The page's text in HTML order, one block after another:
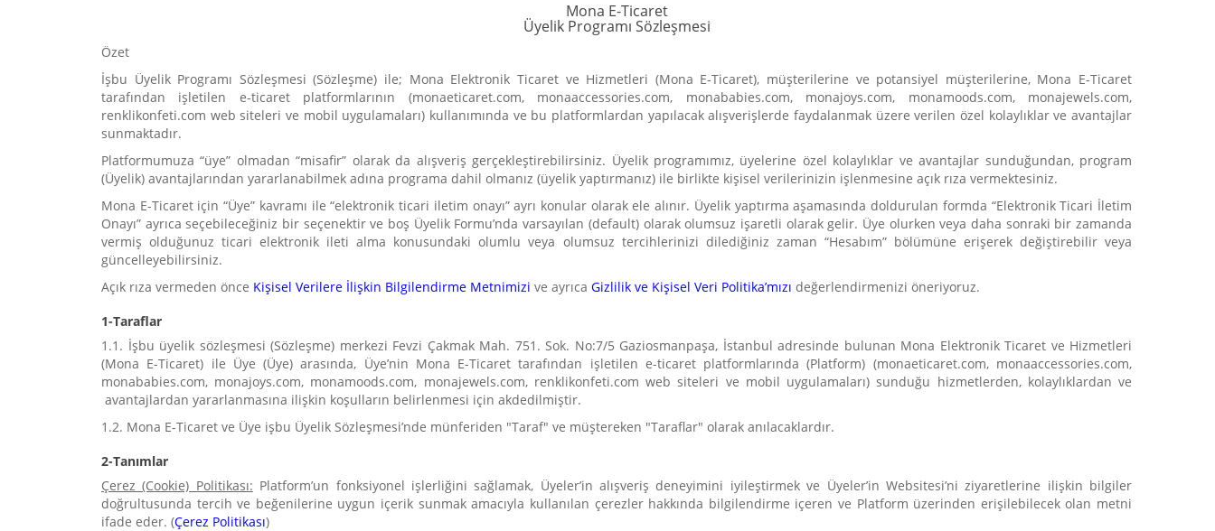
Mona E-Ticaret
Üyelik Programı Sözleşmesi
Özet
İşbu Üyelik Programı Sözleşmesi (Sözleşme) ile; Mona Elektronik Ticaret ve Hizmetleri (Mona E-Ticaret), müşterilerine ve potansiyel müşterilerine, Mona E-Ticaret
tarafından işletilen e-ticaret platformlarının (monaeticaret.com, monaaccessories.com, monababies.com, monajoys.com, monamoods.com, monajewels.com,
renklikonfeti.com web siteleri ve mobil uygulamaları) kullanımında ve bu platformlardan yapılacak alışverişlerde faydalanmak üzere verilen özel kolaylıklar ve avantajlar
sunmaktadır.
Platformumuza “üye” olmadan “misafir” olarak da alışveriş gerçekleştirebilirsiniz. Üyelik programımız, üyelerine özel kolaylıklar ve avantajlar sunduğundan, program
(Üyelik) avantajlarından yararlanabilmek adına programa dahil olmanız (üyelik yaptırmanız) ile birlikte kişisel verilerinizin işlenmesine açık rıza vermektesiniz.
Mona E-Ticaret için “Üye” kavramı ile “elektronik ticari iletim onayı” ayrı konular olarak ele alınır. Üyelik yaptırma aşamasında doldurulan formda “Elektronik Ticari İletim
Onayı” ayrıca seçebileceğiniz bir seçenektir ve boş Üyelik Formu’nda varsayılan (default) olarakolumsuz işaretli olarak gelir. Üye olurken veya daha sonraki bir zamanda
vermiş olduğunuz ticari elektronik ileti alma konusundaki olumlu veya olumsuz tercihlerinizi dilediğiniz zaman “Hesabım” bölümüne erişerek değiştirebilir veya
güncelleyebilirsiniz.
Açık rıza vermeden önce Kişisel Verilere İlişkin Bilgilendirme Metnimizi ve ayrıca Gizlilik ve Kişisel Veri Politika’mızı değerlendirmenizi öneriyoruz.
1-Taraflar
1.1. İşbu üyelik sözleşmesi (Sözleşme) merkezi Fevzi Çakmak Mah. 751. Sok. No:7/5 Gaziosmanpaşa, İstanbul adresinde bulunan Mona Elektronik Ticaret ve Hizmetleri
(Mona E-Ticaret) ile Üye (Üye) arasında, Üye’nin Mona E-Ticaret tarafından işletilen e-ticaret platformlarında (Platform) (monaeticaret.com, monaaccessories.com,
monababies.com, monajoys.com, monamoods.com, monajewels.com, renklikonfeti.com web siteleri ve mobil uygulamaları) sunduğu hizmetlerden, kolaylıklardan ve
avantajlardan yararlanmasına ilişkin koşulların belirlenmesi için akdedilmiştir.
1.2. Mona E-Ticaret ve Üye işbu Üyelik Sözleşmesi’nde münferiden "Taraf" ve müştereken "Taraflar" olarak anılacaklardır.
2-Tanımlar
Çerez (Cookie) Politikası: Platform’un fonksiyonel işlerliğini sağlamak, Üyeler’in alışveriş deneyimini iyileştirmek ve Üyeler’in Websitesi’ni ziyaretlerine ilişkin bilgiler
doğrultusunda tercih ve beğenilerine uygun içerik sunmak amacıyla kullanılan çerezler hakkında bilgilendirme içeren ve Platform üzerinden erişilebilecek olan metni
ifade eder. (Çerez Politikası)